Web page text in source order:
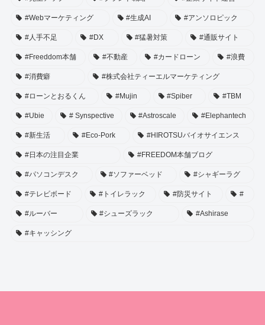
#Webマーケティング #生成AI #アンソロピック
#人手不足 #DX #猛暑対策 #通販サイト
#Freeddom本舗 #不動産 #カードローン #浪費
#消費癖 #株式会社ティーエルマーケティング
#ローンとおるくん #Mujin #Spiber #TBM
#Ubie # Synspective #Astroscale #Elephantech
#新生活 #Eco-Pork #HIROTSUバイオサイエンス
#日本の注目企業 #FREEDOM本舗ブログ
#パソコンデスク #ソファーベッド #シャギーラグ
#テレビボード #トイレラック #防災サイト #
#ルーバー #シューズラック #Ashirase
#キャッシング